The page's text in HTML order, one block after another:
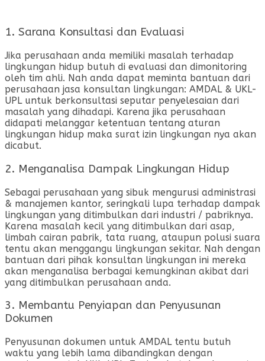
1. Sarana Konsultasi dan Evaluasi
Jika perusahaan anda memiliki masalah terhadap
lingkungan hidup butuh di evaluasi dan dimonitoring
oleh tim ahli. Nah anda dapat meminta bantuan dari
perusahaan jasa konsultan lingkungan: AMDAL & UKL-
UPL untuk berkonsultasi seputar penyelesaian dari
masalah yang dihadapi. Karena jika perusahaan
didapati melanggar ketentuan tentang aturan
lingkungan hidup maka surat izin lingkungan nya akan
dicabut.
2. Menganalisa Dampak Lingkungan Hidup
Sebagai perusahaan yang sibuk mengurusi administrasi
& manajemen kantor, seringkali lupa terhadap dampak
lingkungan yang ditimbulkan dari industri / pabriknya.
Karena masalah kecil yang ditimbulkan dari asap,
limbah cairan pabrik, tata ruang, ataupun polusi suara
tentu akan menggangu lingkungan sekitar. Nah dengan
bantuan dari pihak konsultan lingkungan ini mereka
akan menganalisa berbagai kemungkinan akibat dari
yang ditimbulkan perusahaan anda.
3. Membantu Penyiapan dan Penyusunan
Dokumen
Penyusunan dokumen untuk AMDAL tentu butuh
waktu yang lebih lama dibandingkan dengan